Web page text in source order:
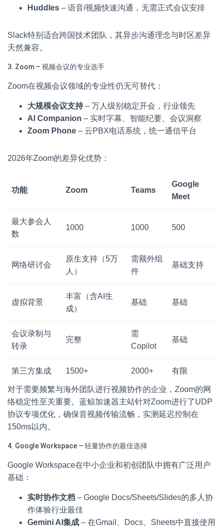
Huddles – 语音/视频快速沟通，无需正式会议安排
Slack特别适合跨国技术团队，其异步沟通理念与时区差异
天然兼容。
3. Zoom – 视频会议的专业选手
Zoom在视频会议领域的专业性仍无可替代：
大规模会议支持– 万人级别稳定开会，行业领先
AI Companion – 实时字幕、智能纪要、会议洞察
Zoom Phone – 云PBX电话系统，统一通信平台
2026年Zoom的差异化优势：
功能 Zoom Teams
Google
Meet
最大参会人
数
1000 1000 500
网络研讨会
原生支持（5万
人）
需额外组
件
基础支持
虚拟背景
丰富（含AI生
成）
基础 基础
会议录制与
转录
完整
需
Copilot
基础
第三方集成 1500+ 2000+ 有限
对于需要频繁与海外团队进行视频协作的企业，Zoom的网
络稳定性至关重要。蓝鲸加速器主站针对Zoom进行了UDP
协议专项优化，确保音视频传输流畅，实测延迟控制在
150ms以内。
4. Google Workspace – 轻量协作的最佳选择
Google Workspace在中小企业和初创团队中拥有广泛用户
基础：
实时协作文档 – Google Docs/Sheets/Slides的多人协
作体验行业最佳
Gemini AI集成 – 在Gmail、Docs、Sheets中直接使用